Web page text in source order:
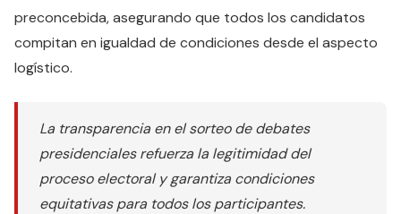
preconcebida, asegurando que todos los candidatos
compitan en igualdad de condiciones desde el aspecto
logístico.
La transparencia en el sorteo de debates
presidenciales refuerza la legitimidad del
proceso electoral y garantiza condiciones
equitativas para todos los participantes.